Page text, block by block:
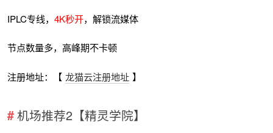
IPLC专线，4K秒开，解锁流媒体
节点数量多，高峰期不卡顿
注册地址：【 龙猫云注册地址 】
机场推荐2【精灵学院】